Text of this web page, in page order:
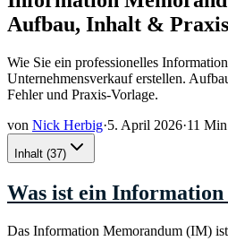
Aufbau, Inhalt &
Wie Sie ein professionelles
Unternehmensverkauf erstellen.
Fehler und Praxis-Vorlage.
von Nick Herbig·5. April 2026·11
Inhalt (37)
Was ist ein
Das Information Memorandum (IM) ist